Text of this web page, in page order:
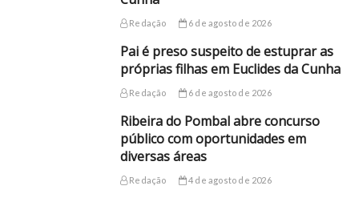
Redação 6 de agosto de 2026
Pai é preso suspeito de estuprar as
próprias filhas em Euclides da Cunha
Redação 6 de agosto de 2026
Ribeira do Pombal abre concurso
público com oportunidades em
diversas áreas
Redação 4 de agosto de 2026